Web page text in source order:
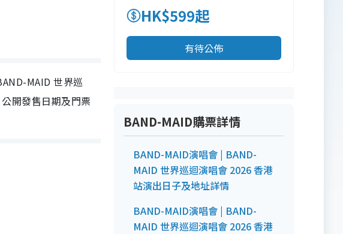
MAID 世界巡
開發售日期及門票
HK$599起
有待公佈
BAND-MAID購票詳情
BAND-MAID演唱會 | BAND-
MAID 世界巡迴演唱會 2026 香港
站演出日子及地址詳情
BAND-MAID演唱會 | BAND-
MAID 世界巡迴演唱會 2026 香港